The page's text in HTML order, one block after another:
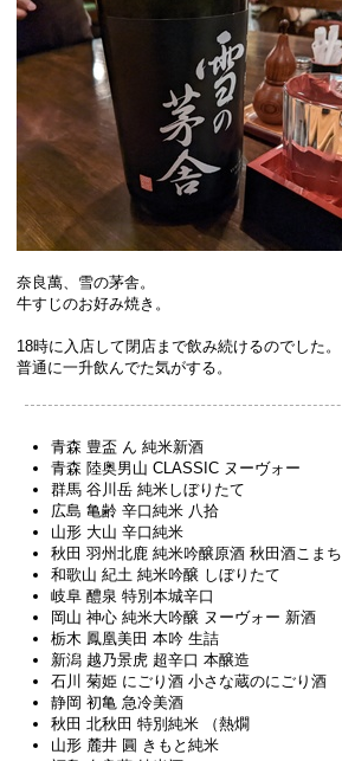
奈良萬、雪の茅舎。
牛すじのお好み焼き。
18時に入店して閉店まで飲み続けるのでした。
普通に一升飲んでた気がする。
青森 豊盃 ん 純米新酒
青森 陸奥男山 CLASSIC ヌーヴォー
群馬 谷川岳 純米しぼりたて
広島 亀齢 辛口純米 八拾
山形 大山 辛口純米
秋田 羽州北鹿 純米吟醸原酒 秋田酒こまち
和歌山 紀土 純米吟醸 しぼりたて
岐阜 醴泉 特別本城辛口
岡山 神心 純米大吟醸 ヌーヴォー 新酒
栃木 鳳凰美田 本吟 生詰
新潟 越乃景虎 超辛口 本醸造
石川 菊姫 にごり酒 小さな蔵のにごり酒
静岡 初亀 急冷美酒
秋田 北秋田 特別純米 （熱燗
山形 麓井 圓 きもと純米